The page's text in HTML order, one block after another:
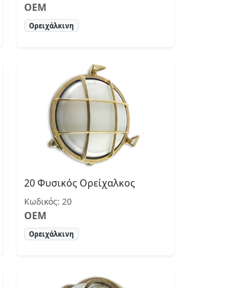
OEM
Ορειχάλκινη
20 Φυσικός Ορείχαλκος
Κωδικός: 20
OEM
Ορειχάλκινη